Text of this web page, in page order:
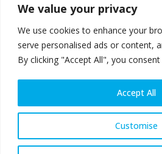
We value your privacy
We use cookies to enhance your
serve personalised ads or content,
By clicking "Accept All", you
Customise
Accept All
T: +32 2 702 89 00 – E:
北京市朝阳区霄云路40号院国航世纪大
E:china@worldsteel.org
使用条款|隐私政
|网站地图|VAT Number BE
steeluniversity.org